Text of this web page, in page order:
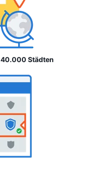
40.000 Städten